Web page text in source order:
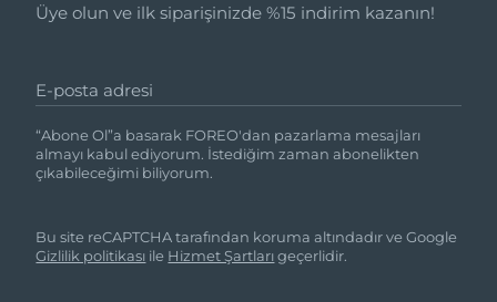
Üye olun ve ilk siparişinizde %15 indirim kazanın!
E-posta adresi
“Abone Ol”a basarak FOREO'dan pazarlama mesajları
almayı kabul ediyorum. İstediğim zaman abonelikten
çıkabileceğimi biliyorum.
Bu site reCAPTCHA tarafından koruma altındadır ve Google
Gizlilik politikası ile Hizmet Şartlarıgeçerlidir.